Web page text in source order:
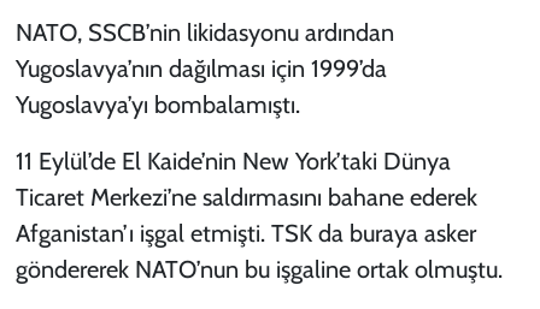
NATO, SSCB’nin likidasyonu ardından
Yugoslavya’nın dağılması için 1999’da
Yugoslavya’yı bombalamıştı.
11 Eylül’de El Kaide’nin New York’taki Dünya
Ticaret Merkezi’ne saldırmasını bahane ederek
Afganistan’ı işgal etmişti. TSK da buraya asker
göndererek NATO’nun bu işgaline ortak olmuştu.